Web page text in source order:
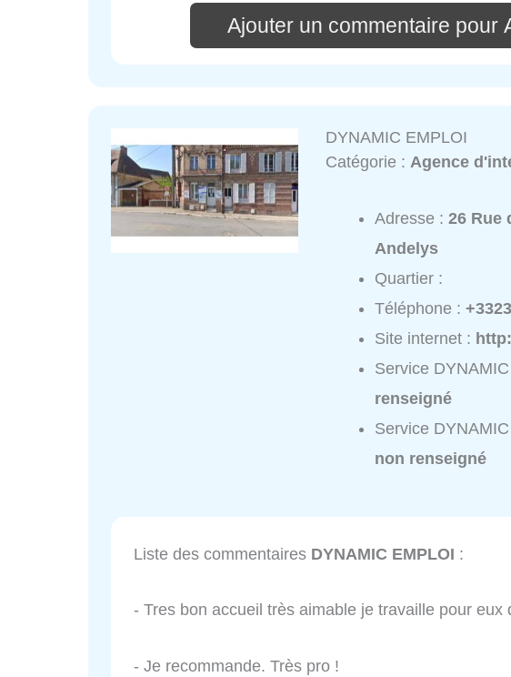
Ajouter un commentaire pour
DYNAMIC EMPLOI
Catégorie : Agence
Adresse :26 Rue
Andelys
Quartier :
Téléphone :
Site internet :
Service
renseigné
Service
non renseigné
Liste des commentaires DYNAMIC EMPLOI :
- Tres bon accueil très aimable je travaille pour eux
- Je recommande. Très pro !